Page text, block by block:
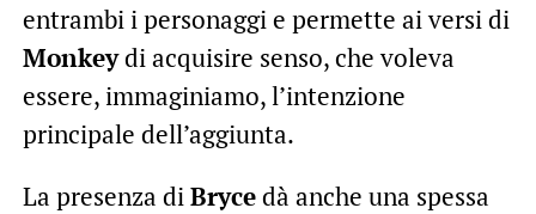
entrambi i personaggi e permette ai versi di
Monkeydi acquisire senso, che voleva
essere, immaginiamo, l’intenzione
principale dell’aggiunta.
La presenza diBrycedà anche una spessa